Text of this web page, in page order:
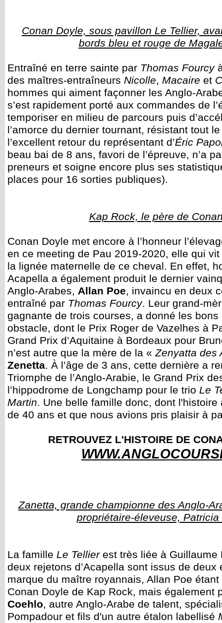
Conan Doyle, sous pavillon Le Tellier,
bords bleu et rouge de
Entraîné en terre sainte par Thomas Fourcy
des maîtres-entraîneurs Nicolle, Macaire et
hommes qui aiment façonner les Anglo-
s’est rapidement porté aux commandes de
temporiser en milieu de parcours puis
l’amorce du dernier tournant, résistant tout
l’excellent retour du représentant d’Éric
beau bai de 8 ans, favori de l’épreuve, n’a
preneurs et soigne encore plus ses
places pour 16 sorties publiques).
Kap Rock, le père de
Conan Doyle met encore à l’honneur
en ce meeting de Pau 2019-2020, elle qui
la lignée maternelle de ce cheval. En effet,
Acapella a également produit le dernier
Anglo-Arabes, Allan Poe, invaincu en deux
entraîné par Thomas Fourcy. Leur grand-
gagnante de trois courses, a donné les bons
obstacle, dont le Prix Roger de Vazelhes à
Grand Prix d’Aquitaine à Bordeaux pour
n’est autre que la mère de la «Zenyatta des
Zenetta. À l’âge de 3 ans, cette dernière a
Triomphe de l’Anglo-Arabie, le Grand Prix
l’hippodrome de Longchamp pour le trio Le
Martin. Une belle famille donc, dont
de 40 ans et que nous avions pris plaisir à
RETROUVEZ L'HISTOIRE DE
Zanetta, grande championne des Anglo-
propriétaire-éleveuse, Patricia
La famille Le Tellierest très liée à Guillaume
deux rejetons d’Acapella sont issus de deux
marque du maître royannais, Allan Poe
Conan Doyle de Kap Rock, mais également
Coehlo, autre Anglo-Arabe de talent,
Pompadour et fils d'un autre étalon labellisé